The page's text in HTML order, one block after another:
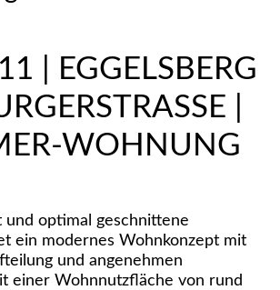
| EGGELSBERG
| 2
WOHNUNG
und optimal geschnittene
ein modernes Wohnkonzept mit
und angenehmen
einer Wohnnutzfläche von rund